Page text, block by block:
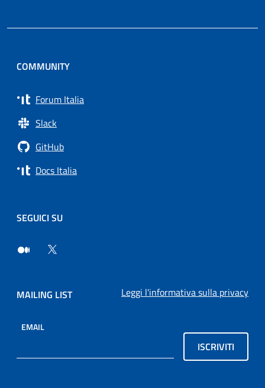
COMMUNITY
Forum Italia
Slack
GitHub
Docs Italia
SEGUICI SU
MAILING LIST Leggi l'informativa sulla privacy
EMAIL
ISCRIVITI